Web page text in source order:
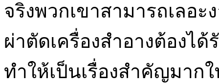
จริงพวกเขาสามารถเลอ
ผ่าตัดเครื่องสำอางต้องไ
ทำให้เป็นเรื่องสำคัญมาก